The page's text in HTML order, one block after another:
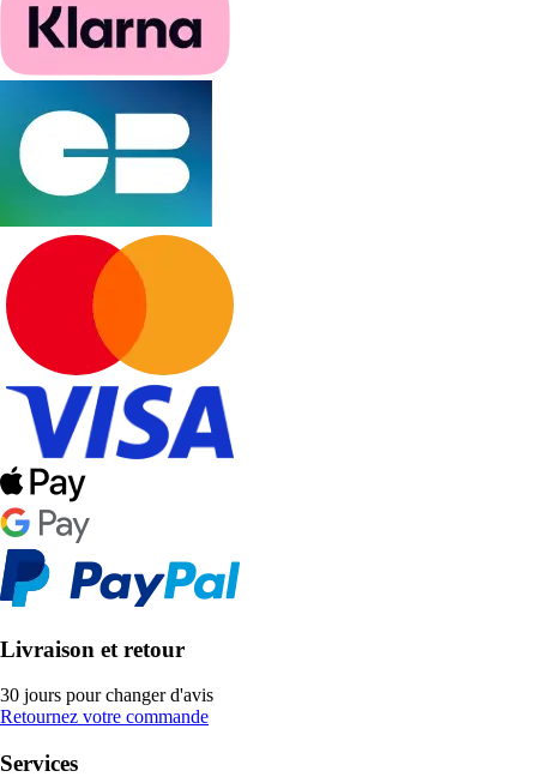
Livraison et retour
30 jours pour changer d'avis
Retournez votre commande
Services